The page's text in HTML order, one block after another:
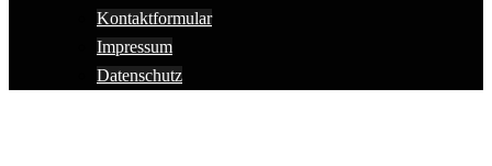
Kontaktformular
Impressum
Datenschutz